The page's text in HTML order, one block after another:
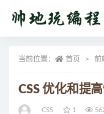
当前位置： 首页 前
CSS 优化和提
CSS 1